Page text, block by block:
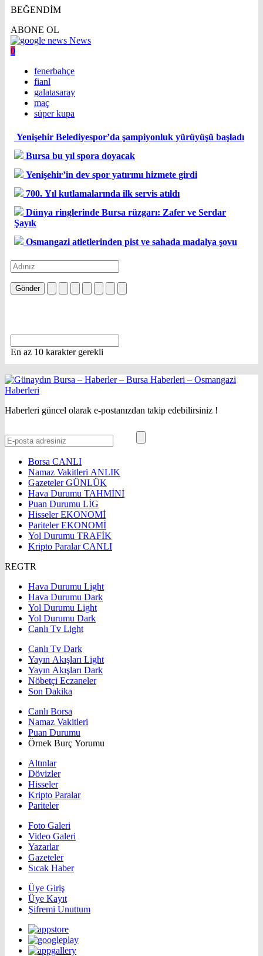
BEĞENDİM
ABONE OL
News
0
fenerbahçe
fianl
galatasaray
maç
süper kupa
Yenişehir Belediyespor’da şampiyonluk yürüyüşü başladı
Bursa bu yıl spora doyacak
Yenişehir’in dev spor yatırımı hizmete girdi
700. Yıl kutlamalarında ilk servis atıldı
Dünya ringlerinde Bursa rüzgarı: Zafer ve Serdar
Şayık
Osmangazi atletlerinden pist ve sahada madalya şovu
Gönder
En az 10 karakter gerekli
Haberleri güncel olarak e-postanızdan takip edebilirsiniz !
Borsa CANLI
Namaz Vakitleri ANLIK
GazetelerGÜNLÜK
Hava Durumu TAHMİNİ
Puan Durumu LİG
HisselerEKONOMİ
ParitelerEKONOMİ
Yol Durumu TRAFİK
Kripto ParalarCANLI
REGTR
Hava Durumu Light
Hava Durumu Dark
Yol Durumu Light
Yol Durumu Dark
Canlı Tv Light
Canlı Tv Dark
Yayın Akışları Light
Yayın Akışları Dark
Nöbetçi Eczaneler
Son Dakika
Canlı Borsa
Namaz Vakitleri
Puan Durumu
Örnek Burç Yorumu
Altınlar
Dövizler
Hisseler
Kripto Paralar
Pariteler
Foto Galeri
Video Galeri
Yazarlar
Gazeteler
Sıcak Haber
Üye Giriş
Üye Kayıt
Şifremi Unuttum